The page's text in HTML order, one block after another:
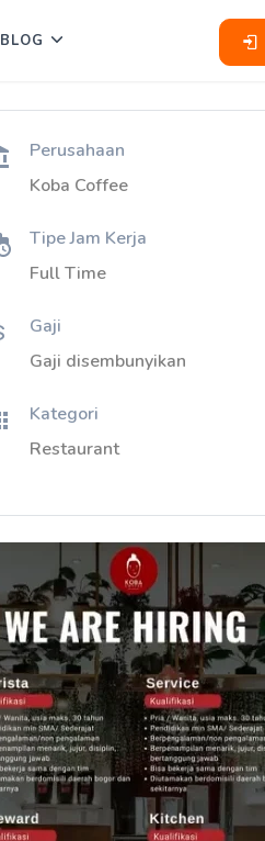
BLOG
Perusahaan
Koba Coffee
Tipe Jam Kerja
Full Time
Gaji
Gaji disembunyikan
Kategori
Restaurant